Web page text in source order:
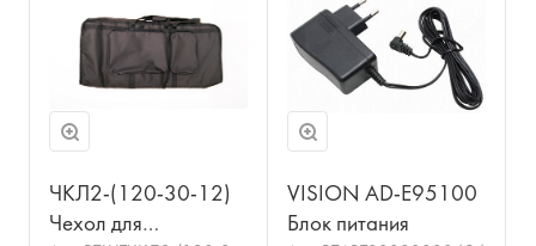
ЧКЛ2-(120-30-12)
Чехол для
VISION AD-E95100
Блок питания